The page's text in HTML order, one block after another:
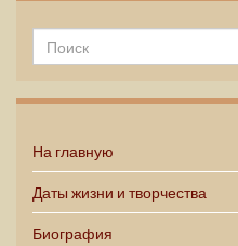
На главную
Даты жизни и творчества
Биография